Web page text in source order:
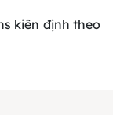
kiên định theo